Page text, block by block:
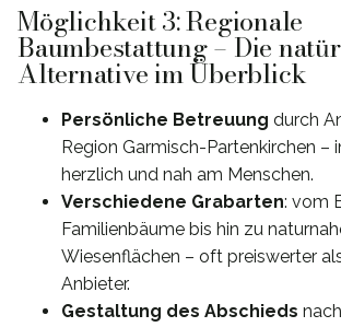
Möglichkeit 3: Regionale
Baumbestattung – Die
Alternative im Überblick
Persönliche Betreuung durch
Region Garmisch-Partenkirchen –
herzlich und nah am Menschen.
Verschiedene Grabarten: vom
Familienbäume bis hin zu
Wiesenflächen – oft preiswerter
Anbieter.
Gestaltung des Abschieds